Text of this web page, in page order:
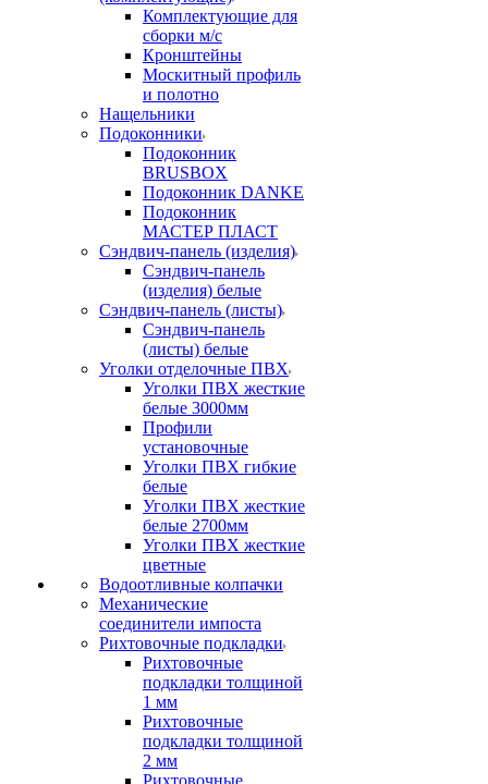
Комплектующие для
сборки м/с
Кронштейны
Москитный профиль
и полотно
Нащельники
Подоконники
Подоконник
BRUSBOX
Подоконник DANKE
Подоконник
МАСТЕР ПЛАСТ
Сэндвич-панель (изделия)
Сэндвич-панель
(изделия) белые
Сэндвич-панель (листы)
Сэндвич-панель
(листы) белые
Уголки отделочные ПВХ
Уголки ПВХ жесткие
белые 3000мм
Профили
установочные
Уголки ПВХ гибкие
белые
Уголки ПВХ жесткие
белые 2700мм
Уголки ПВХ жесткие
цветные
Водоотливные колпачки
Механические
соединители импоста
Рихтовочные подкладки
Рихтовочные
подкладки толщиной
1 мм
Рихтовочные
подкладки толщиной
2 мм
Рихтовочные